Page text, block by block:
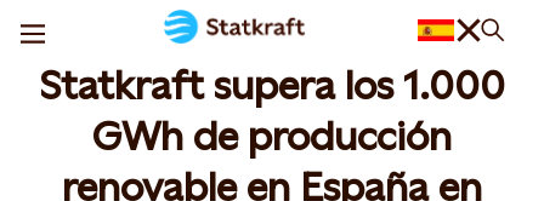
Statkraft supera los 1.000
GWh de producción
renovable en España en